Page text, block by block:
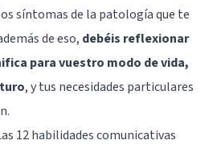
síntomas de la patología que te
de eso, debéis reflexionar
para vuestro modo de vida,
, y tus necesidades particulares
12 habilidades comunicativas